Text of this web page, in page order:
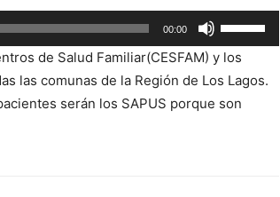
para
aumentar
o
disminuir
el
00:00
las
teclas
de
flecha
de Salud Familiar(CESFAM) y los
las comunas de la Región de Los Lagos.
serán los SAPUS porque son